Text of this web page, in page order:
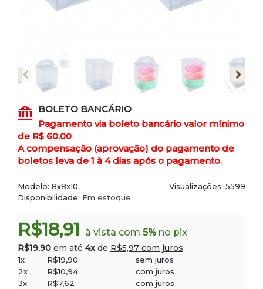
BOLETO BANCÁRIO
Pagamento via boleto bancário valor mínimo
de R$ 60,00
A compensação (aprovação) do pagamento de
boletos leva de 1 à 4 dias após o pagamento.
Visualizações: 5599
Modelo: 8x8x10
Disponibilidade: Em estoque
R$18,91 à vista com 5%no pix
R$19,90 em até 4x de R$5,97 com juros
1x R$19,90
sem juros
2x
R$10,94
com juros
3x
R$7,62
com juros